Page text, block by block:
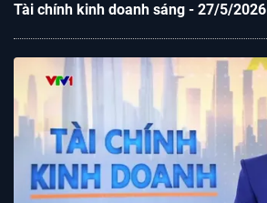
Tài chính kinh doanh sáng - 27/5/2026